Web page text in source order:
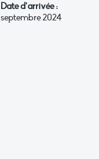
Date d’arrivée :
septembre 2024